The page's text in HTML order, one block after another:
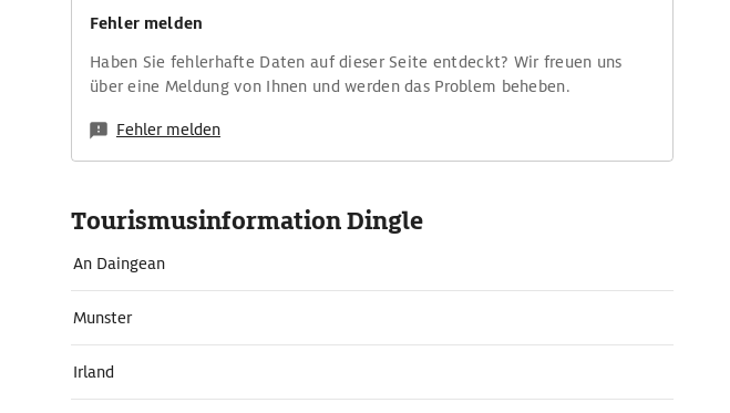
Fehler melden
Haben Sie fehlerhafte Daten auf dieser Seite entdeckt? Wir freuen uns
über eine Meldung von Ihnen und werden das Problem beheben.
Fehler melden
Tourismusinformation Dingle
An Daingean
Munster
Irland